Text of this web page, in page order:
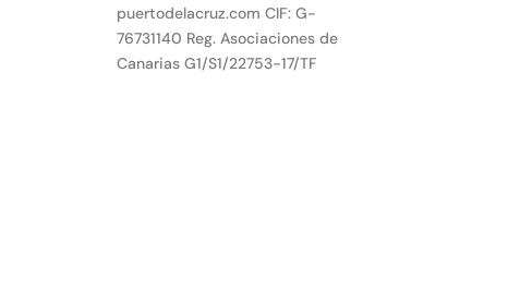
puertodelacruz.com CIF: G-
76731140 Reg. Asociaciones de
Canarias G1/S1/22753-17/TF